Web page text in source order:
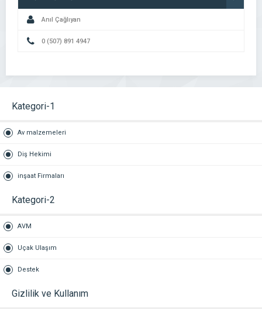
Anıl Çağlıyan
0 (507) 891 4947
Kategori-1
Av malzemeleri
Diş Hekimi
inşaat Firmaları
Kategori-2
AVM
Uçak Ulaşım
Destek
Gizlilik ve Kullanım